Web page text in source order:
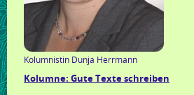
Kolumnistin Dunja Herrmann
Kolumne: Gute Texte schreiben